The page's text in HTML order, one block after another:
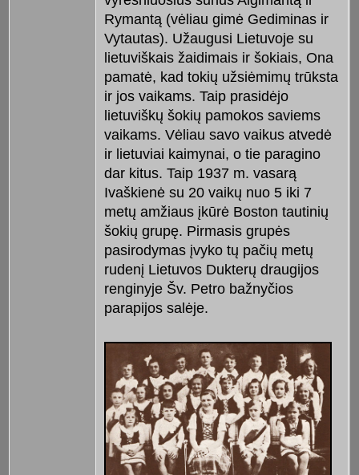
Rymantą (vėliau gimė Gediminas ir
Vytautas). Užaugusi Lietuvoje su
lietuviškais žaidimais ir šokiais, Ona
pamatė, kad tokių užsiėmimų trūksta
ir jos vaikams. Taip prasidėjo
lietuviškų šokių pamokos saviems
vaikams. Vėliau savo vaikus atvedė
ir lietuviai kaimynai, o tie paragino
dar kitus. Taip 1937 m. vasarą
Ivaškienė su 20 vaikų nuo 5 iki 7
metų amžiaus įkūrė Boston tautinių
šokių grupę. Pirmasis grupės
pasirodymas įvyko tų pačių metų
rudenį Lietuvos Dukterų draugijos
renginyje Šv. Petro bažnyčios
parapijos salėje.